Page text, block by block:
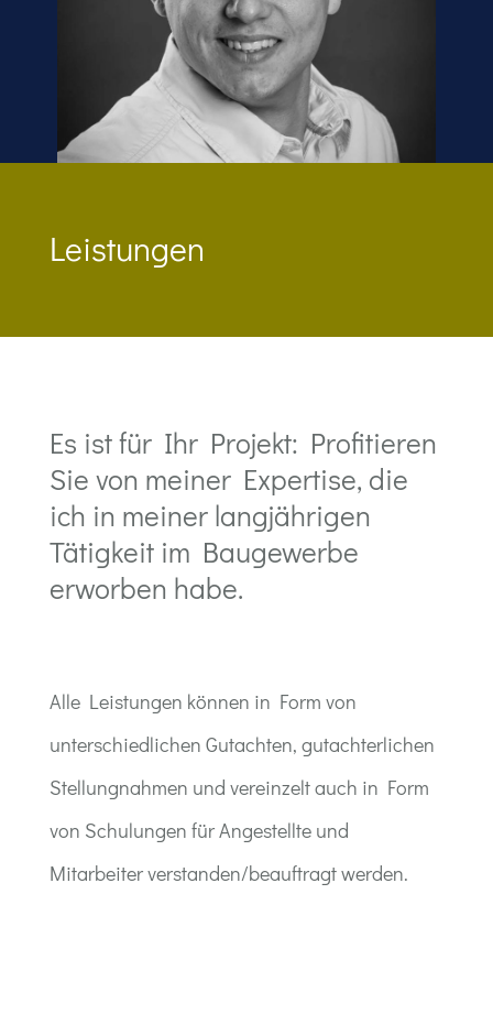
Leistungen
Es ist für Ihr Projekt: Profitieren
Sie von meiner Expertise, die
ich in meiner langjährigen
Tätigkeit im Baugewerbe
erworben habe.
Alle Leistungen können in Form von
unterschiedlichen Gutachten, gutachterlichen
Stellungnahmen und vereinzelt auch in Form
von Schulungen für Angestellte und
Mitarbeiter verstanden/beauftragt werden.